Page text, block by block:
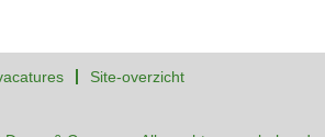
Site-overzicht